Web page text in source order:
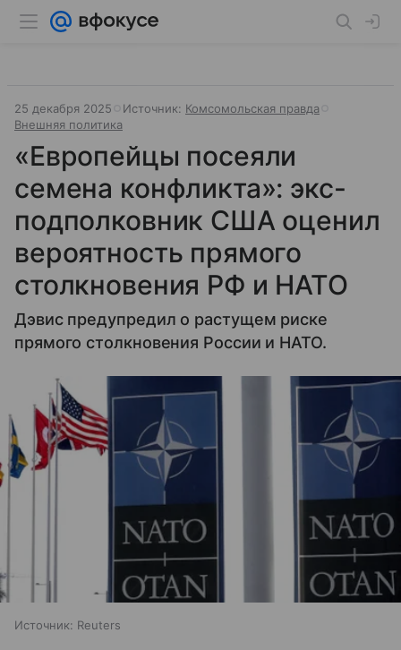
25 декабря 2025 Источник: Комсомольская правда
Внешняя политика
«Европейцы посеяли
семена конфликта»: экс-
подполковник США оценил
вероятность прямого
столкновения РФ и НАТО
Дэвис предупредил о растущем риске
прямого столкновения России и НАТО.
Источник: Reuters